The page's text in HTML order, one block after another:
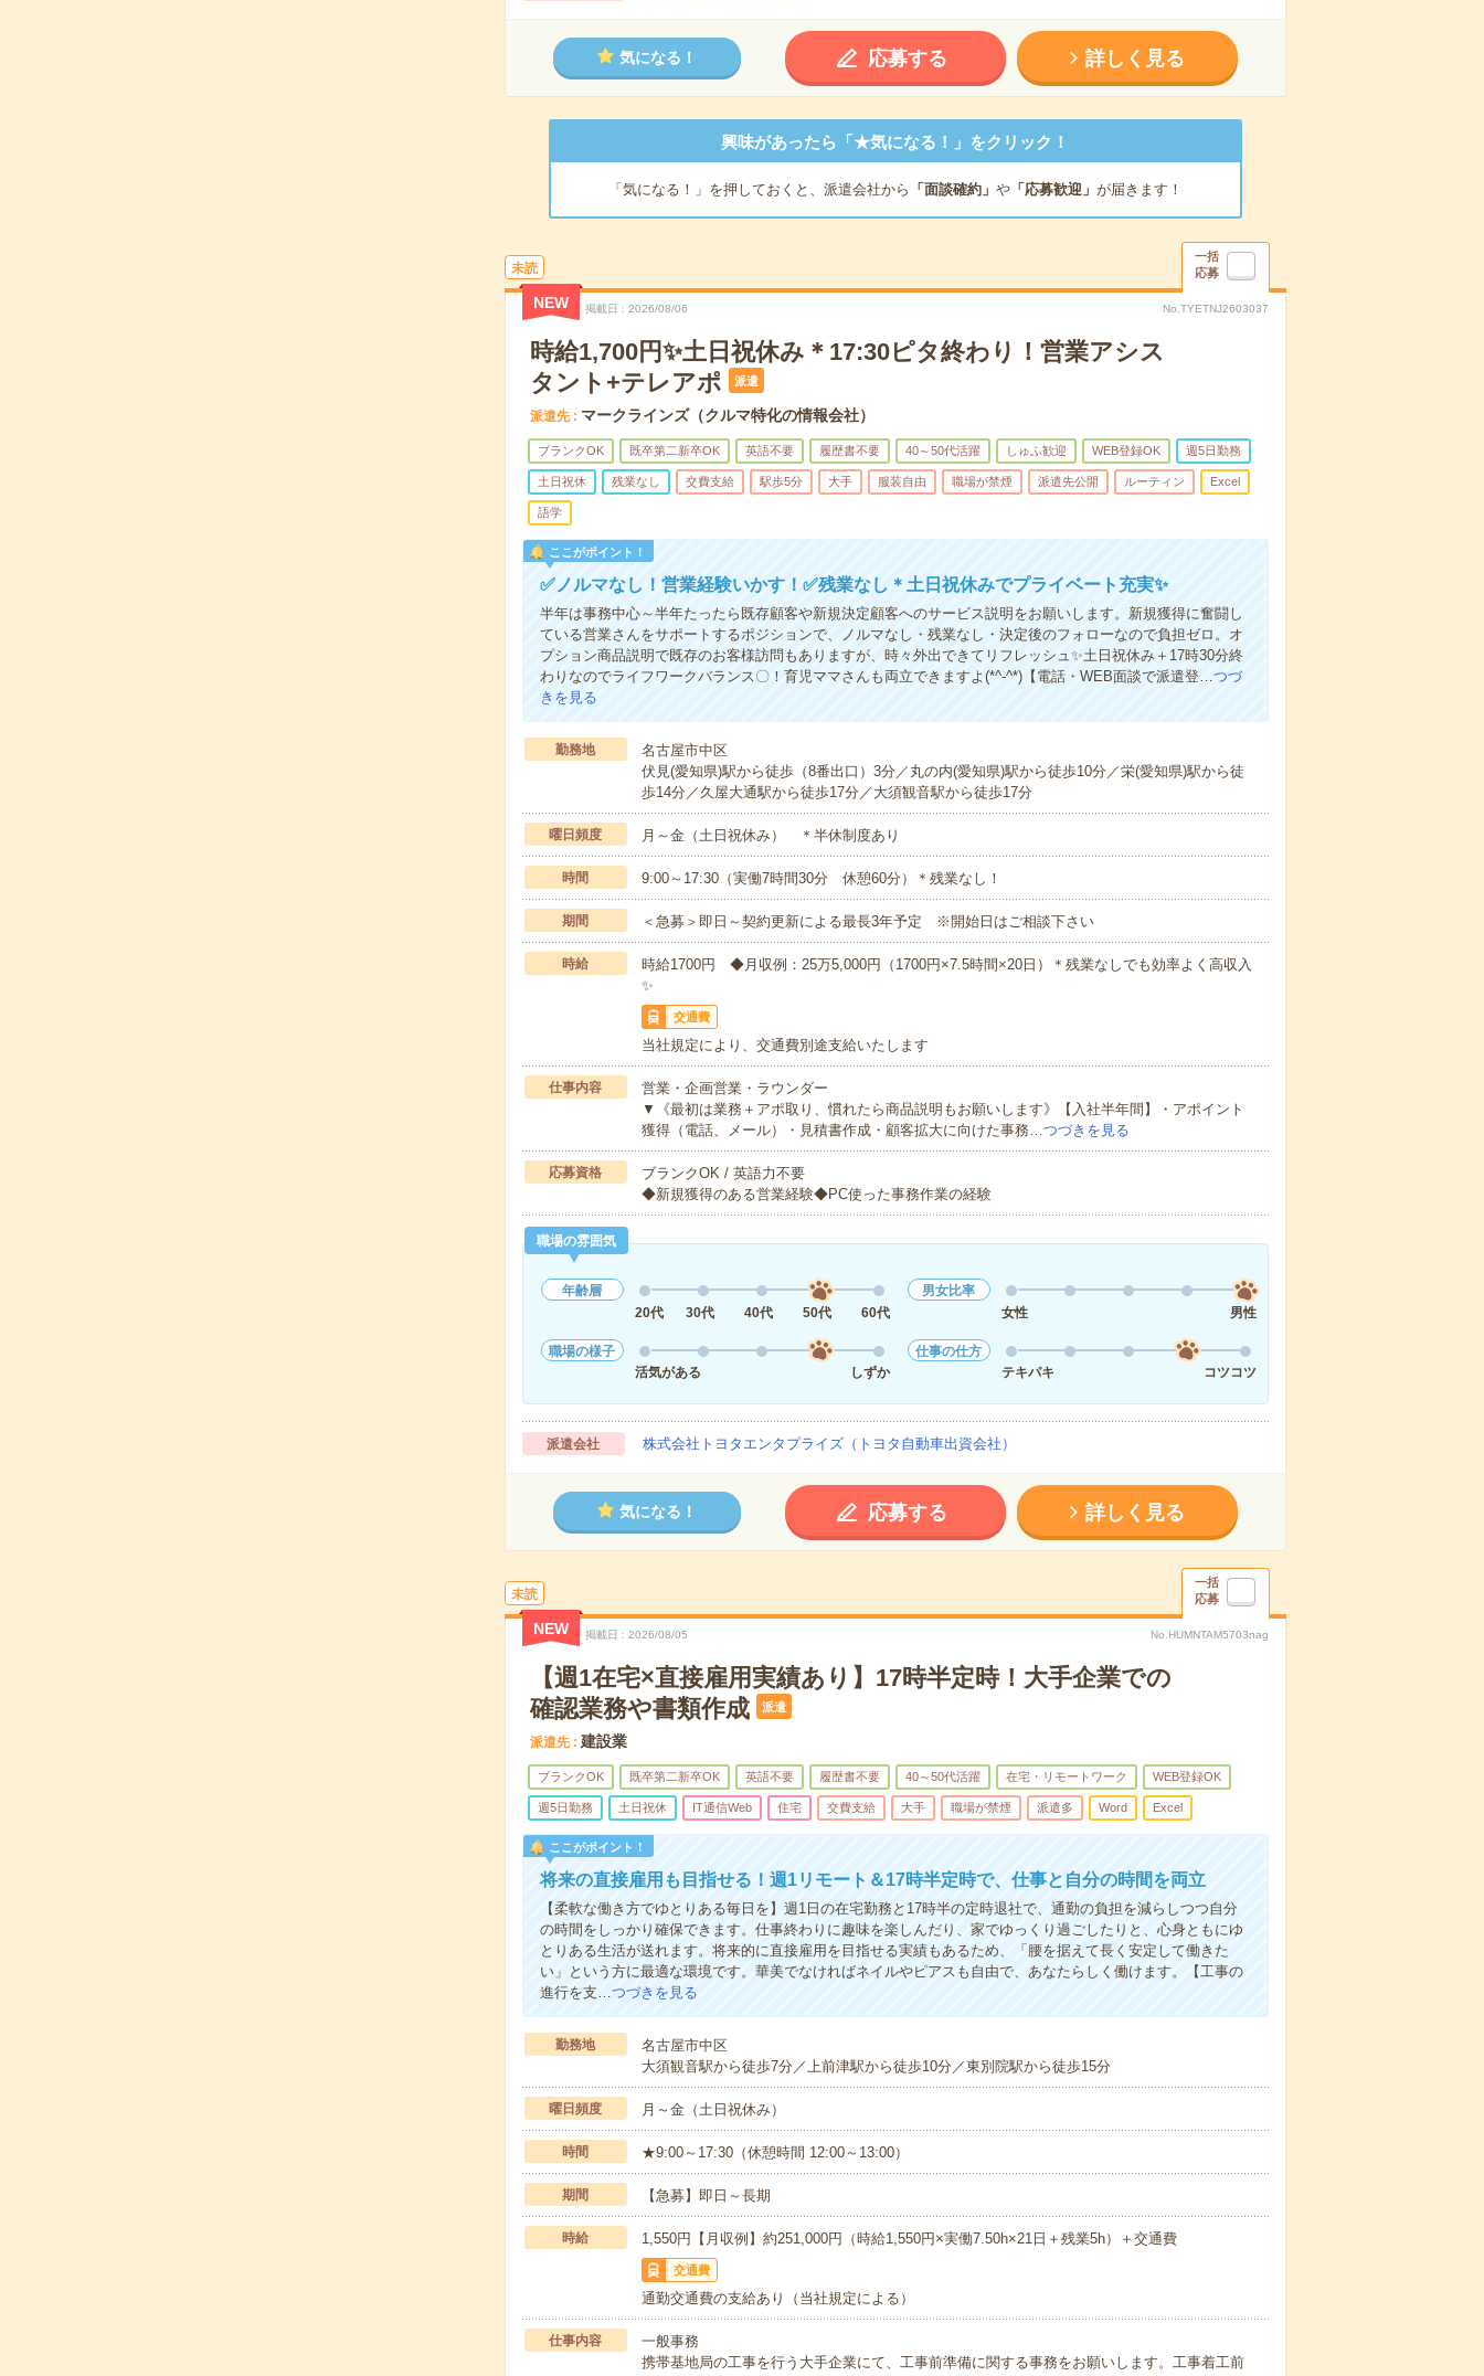
気になる！ 応募する 詳しく見る
興味があったら「★気になる！」をクリック！
「気になる！」を押しておくと、派遣会社から 「面談確約」 や「応募歓迎」 が届きます！
未読
一括
応募
NEW 掲載日 2026/08/06 No.TYETNJ2603037
時給1,700円✨土日祝休み＊17:30ピタ終わり！営業アシス
タント+テレアポ
派遣
派遣先 マークラインズ（クルマ特化の情報会社）
ブランクOK 既卒第二新卒OK 英語不要 履歴書不要 40～50代活躍 しゅふ歓迎 WEB登録OK 週5日勤務
土日祝休 残業なし 交費支給 駅歩5分 大手 服装自由 職場が禁煙 派遣先公開 ルーティン Excel
語学
ここがポイント！
✅ノルマなし！営業経験いかす！✅残業なし＊土日祝休みでプライベート充実✨
半年は事務中心～半年たったら既存顧客や新規決定顧客へのサービス説明をお願いします。新規獲得に奮闘し
ている営業さんをサポートするポジションで、ノルマなし・残業なし・決定後のフォローなので負担ゼロ。オ
プション商品説明で既存のお客様訪問もありますが、時々外出できてリフレッシュ✨土日祝休み＋17時30分終
わりなのでライフワークバランス〇！育児ママさんも両立できますよ(*^-^*)【電話・WEB面談で派遣登…つづ
きを見る
勤務地
名古屋市中区
伏見(愛知県)駅から徒歩（8番出口）3分／丸の内(愛知県)駅から徒歩10分／栄(愛知県)駅から徒
歩14分／久屋大通駅から徒歩17分／大須観音駅から徒歩17分
曜日頻度 月～金（土日祝休み） ＊半休制度あり
時間 9:00～17:30（実働7時間30分 休憩60分）＊残業なし！
期間 ＜急募＞即日～契約更新による最長3年予定 ※開始日はご相談下さい
時給
時給1700円 ◆月収例：25万5,000円（1700円×7.5時間×20日）＊残業なしでも効率よく高収入
✨
交通費
当社規定により、交通費別途支給いたします
仕事内容
営業・企画営業・ラウンダー
▼《最初は業務＋アポ取り、慣れたら商品説明もお願いします》【入社半年間】・アポイント
獲得（電話、メール）・見積書作成・顧客拡大に向けた事務…つづきを見る
応募資格
ブランクOK / 英語力不要
◆新規獲得のある営業経験◆PC使った事務作業の経験
職場の雰囲気
年齢層
20代
30代 40代 50代 60代
男女比率
女性
男性
職場の様子
活気がある
しずか
仕事の仕方
テキパキ
コツコツ
派遣会社 株式会社トヨタエンタプライズ（トヨタ自動車出資会社）
気になる！ 応募する 詳しく見る
未読
一括
応募
NEW 掲載日 2026/08/05 No.HUMNTAM5703nag
【週1在宅×直接雇用実績あり】17時半定時！大手企業での
確認業務や書類作成
派遣
派遣先 建設業
ブランクOK 既卒第二新卒OK 英語不要 履歴書不要 40～50代活躍 在宅・リモートワーク WEB登録OK
週5日勤務 土日祝休 IT通信Web 住宅 交費支給 大手 職場が禁煙 派遣多 Word Excel
ここがポイント！
将来の直接雇用も目指せる！週1リモート＆17時半定時で、仕事と自分の時間を両立
【柔軟な働き方でゆとりある毎日を】週1日の在宅勤務と17時半の定時退社で、通勤の負担を減らしつつ自分
の時間をしっかり確保できます。仕事終わりに趣味を楽しんだり、家でゆっくり過ごしたりと、心身ともにゆ
とりある生活が送れます。将来的に直接雇用を目指せる実績もあるため、「腰を据えて長く安定して働きた
い」という方に最適な環境です。華美でなければネイルやピアスも自由で、あなたらしく働けます。【工事の
進行を支…つづきを見る
勤務地
名古屋市中区
大須観音駅から徒歩7分／上前津駅から徒歩10分／東別院駅から徒歩15分
曜日頻度 月～金（土日祝休み）
時間 ★9:00～17:30（休憩時間 12:00～13:00）
期間 【急募】即日～長期
時給 1,550円【月収例】約251,000円（時給1,550円×実働7.50h×21日＋残業5h）＋交通費
交通費
通勤交通費の支給あり（当社規定による）
仕事内容
一般事務
携帯基地局の工事を行う大手企業にて、工事前準備に関する事務をお願いします。工事着工前